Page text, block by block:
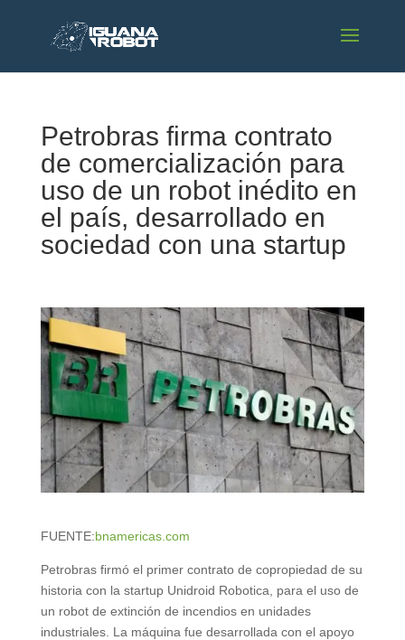
Petrobras firma contrato
de comercialización para
uso de un robot inédito en
el país, desarrollado en
sociedad con una startup
FUENTE:bnamericas.com
Petrobras firmó el primer contrato de copropiedad de su
historia con la startup Unidroid Robotica, para el uso de
un robot de extinción de incendios en unidades
industriales. La máquina fue desarrollada con el apoyo